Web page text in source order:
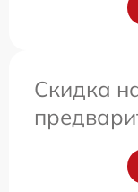
Скидка